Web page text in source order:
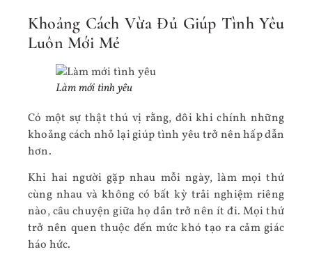
Khoảng Cách Vừa Đủ Giúp Tình Yêu
Luôn Mới Mẻ
Làm mới tình yêu
Có một sự thật thú vị rằng, đôi khi chính những
khoảng cách nhỏ lại giúp tình yêu trở nên hấp dẫn
hơn.
Khi hai người gặp nhau mỗi ngày, làm mọi thứ
cùng nhau và không có bất kỳ trải nghiệm riêng
nào, câu chuyện giữa họ dần trở nên ít đi. Mọi thứ
trở nên quen thuộc đến mức khó tạo ra cảm giác
háo hức.